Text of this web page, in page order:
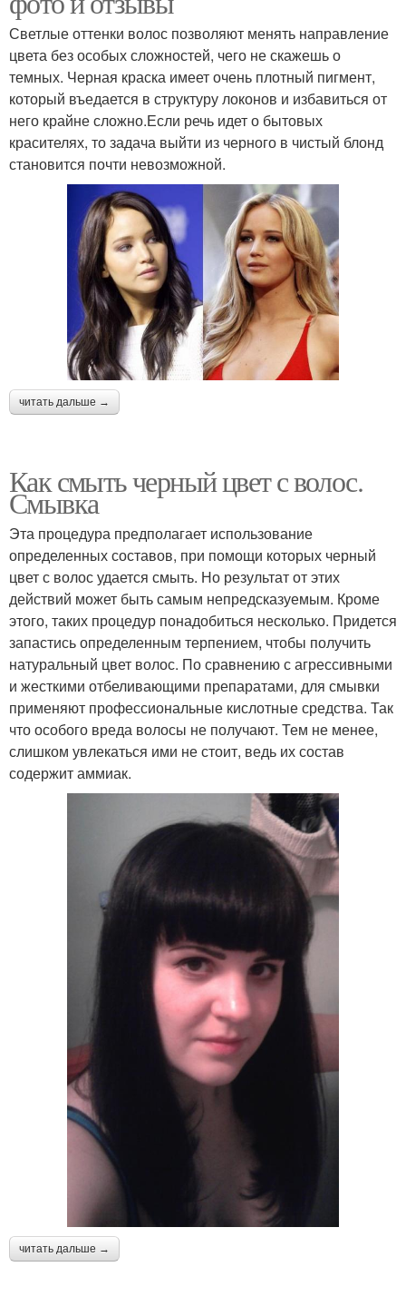
Светлые оттенки волос позволяют менять направление
цвета без особых сложностей, чего не скажешь о
темных. Черная краска имеет очень плотный пигмент,
который въедается в структуру локонов и избавиться от
него крайне сложно.Если речь идет о бытовых
красителях, то задача выйти из черного в чистый блонд
становится почти невозможной.
читать дальше →
Как смыть черный цвет с волос.
Смывка
Эта процедура предполагает использование
определенных составов, при помощи которых черный
цвет с волос удается смыть. Но результат от этих
действий может быть самым непредсказуемым. Кроме
этого, таких процедур понадобиться несколько. Придется
запастись определенным терпением, чтобы получить
натуральный цвет волос. По сравнению с агрессивными
и жесткими отбеливающими препаратами, для смывки
применяют профессиональные кислотные средства. Так
что особого вреда волосы не получают. Тем не менее,
слишком увлекаться ими не стоит, ведь их состав
содержит аммиак.
читать дальше →